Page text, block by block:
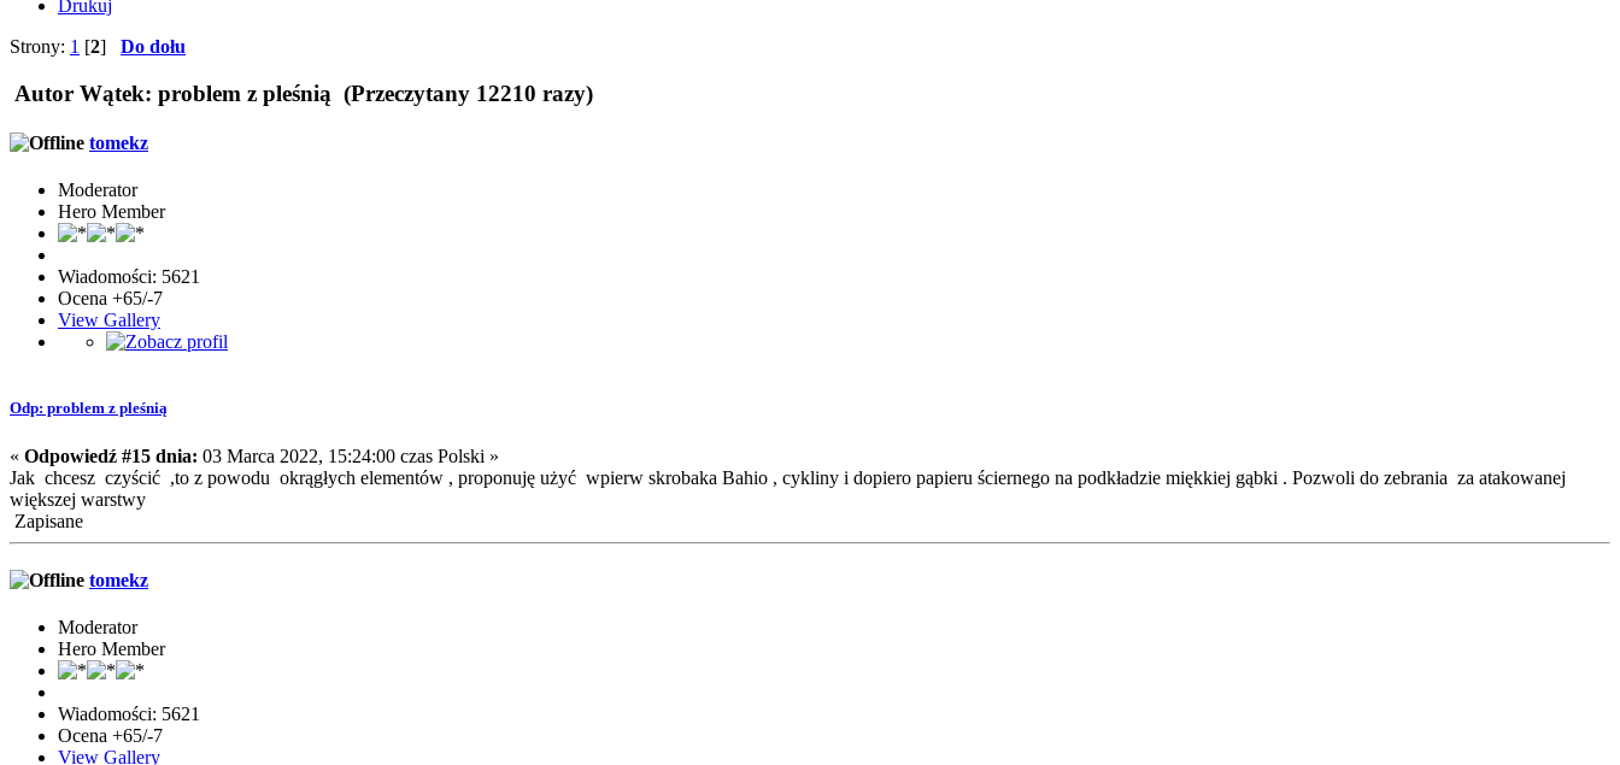
Drukuj
Strony: 1 [2] Do dołu
Autor Wątek: problem z pleśnią (Przeczytany 12210 razy)
tomekz
Moderator
Hero Member
Wiadomości: 5621
Ocena +65/-7
View Gallery
Odp: problem z pleśnią
« Odpowiedź #15 dnia: 03 Marca 2022, 15:24:00 czas Polski »
Jak chcesz czyścić ,to z powodu okrągłych elementów , proponuję użyć wpierw skrobaka Bahio , cykliny i dopiero papieru ściernego na podkładzie miękkiej gąbki . Pozwoli do zebrania za atakowanej
większej warstwy
Zapisane
tomekz
Moderator
Hero Member
Wiadomości: 5621
Ocena +65/-7
View Gallery